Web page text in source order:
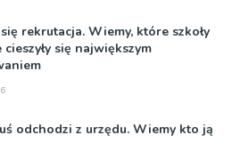
się rekrutacja. Wiemy, które szkoły
się największym
odchodzi z urzędu. Wiemy kto ją